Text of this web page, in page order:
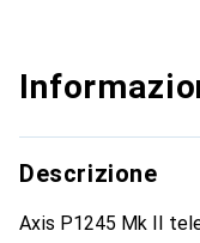
Descrizione
Axis P1245 Mk II